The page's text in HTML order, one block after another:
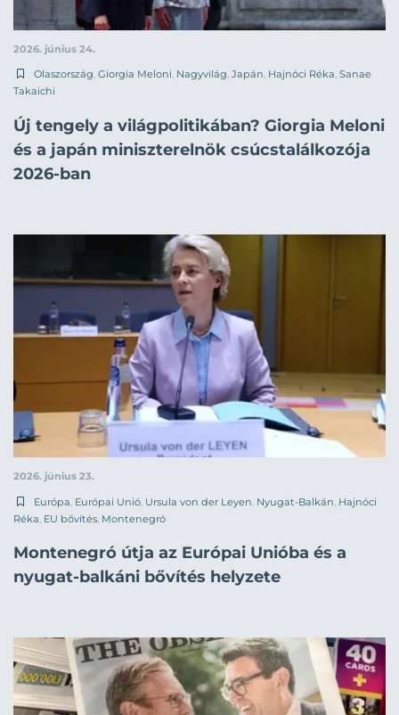
2026. június 24.
Olaszország, Giorgia Meloni, Nagyvilág, Japán, Hajnóci Réka, Sanae
Takaichi
Új tengely a világpolitikában? Giorgia Meloni
és a japán miniszterelnök csúcstalálkozója
2026-ban
2026. június 23.
Európa Európai Unió Ursula von der Leyen Nyugat-Balkán Hajnóci
Réka EU bővítés Montenegró
Montenegró útja az Európai Unióba és a
nyugat-balkáni bővítés helyzete